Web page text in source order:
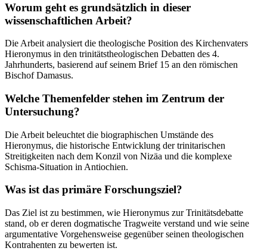
Worum geht es grundsätzlich in dieser
wissenschaftlichen Arbeit?
Die Arbeit analysiert die theologische Position des Kirchenvaters
Hieronymus in den trinitätstheologischen Debatten des 4.
Jahrhunderts, basierend auf seinem Brief 15 an den römischen
Bischof Damasus.
Welche Themenfelder stehen im Zentrum der
Untersuchung?
Die Arbeit beleuchtet die biographischen Umstände des
Hieronymus, die historische Entwicklung der trinitarischen
Streitigkeiten nach dem Konzil von Nizäa und die komplexe
Schisma-Situation in Antiochien.
Was ist das primäre Forschungsziel?
Das Ziel ist zu bestimmen, wie Hieronymus zur Trinitätsdebatte
stand, ob er deren dogmatische Tragweite verstand und wie seine
argumentative Vorgehensweise gegenüber seinen theologischen
Kontrahenten zu bewerten ist.